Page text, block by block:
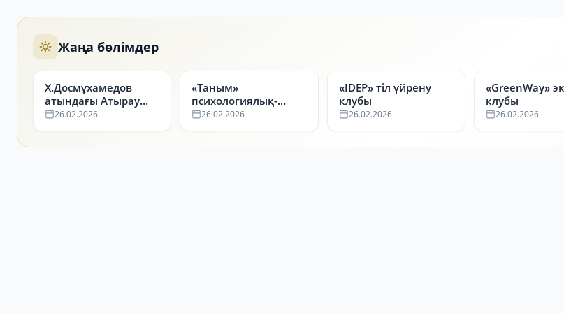
Жаңа бөлімдер
Х.Досмұхамедов
атындағы Атырау
университетінің
26.02.2026
«Таным»
психологиялық-
медициналық клубы
26.02.2026
«IDEP» тіл үйрену
клубы
26.02.2026
«GreenWay»
клубы
26.02.2026